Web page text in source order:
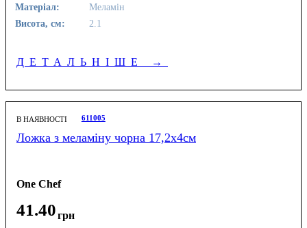
Матеріал:
Меламін
Висота, см:
2.1
ДЕТАЛЬНІШЕ →
В НАЯВНОСТІ 611005
Ложка з меламіну чорна 17,2х4см
One Chef
41.40грн